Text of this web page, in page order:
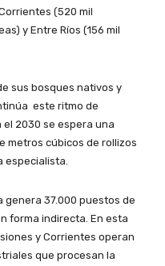
(520 mil
y Entre Ríos (156 mil
sus bosques nativos y
este ritmo de
2030 se espera una
metros cúbicos de rollizos
especialista.
genera 37.000 puestos de
forma indirecta. En esta
y Corrientes operan
que procesan la